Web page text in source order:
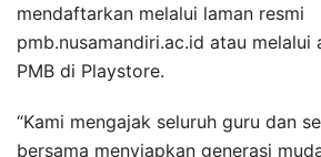
mendaftarkan melalui laman resmi
pmb.nusamandiri.ac.id atau melalui
PMB di Playstore.
“Kami mengajak seluruh guru dan
bersama menyiapkan generasi